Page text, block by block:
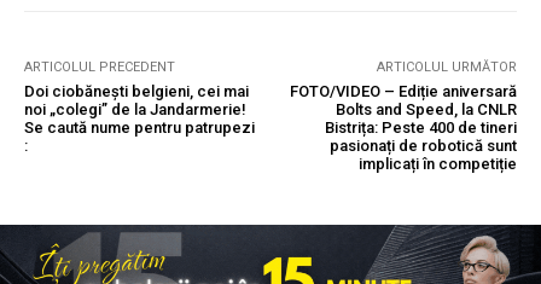
ARTICOLUL PRECEDENT
Doi ciobănești belgieni, cei mai
noi „colegi” de la Jandarmerie!
Se caută nume pentru patrupezi
:
ARTICOLUL URMĂTOR
FOTO/VIDEO – Ediție aniversară
Bolts and Speed, la CNLR
Bistrița: Peste 400 de tineri
pasionați de robotică sunt
implicați în competiție